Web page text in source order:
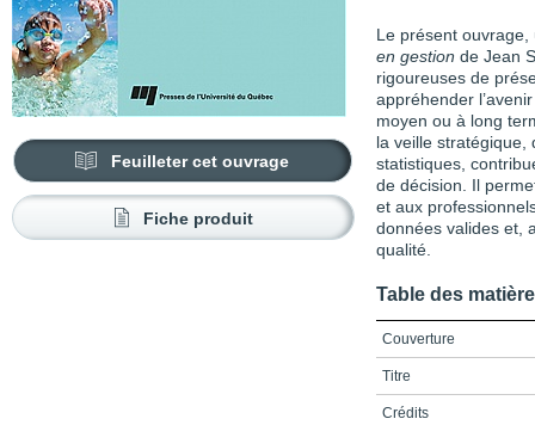
Feuilleter cet ouvrage
Fiche produit
Le présent
en gestion de Jean
rigoureuses de
appréhender
moyen ou à long
la veille
statistiques,
de décision. Il
et aux
données valides et,
qualité.
Table des
Couverture
Titre
Crédits